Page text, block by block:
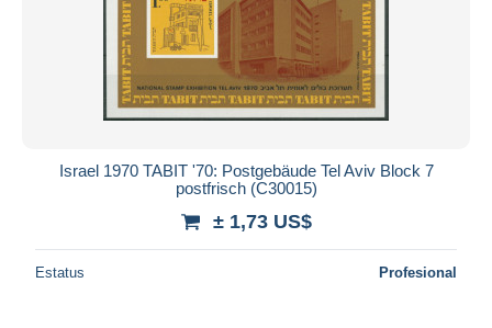
PayPal
Transferencia bancaria
Visa
Mastercard
iDeal
Maestro
Residencia del vendedor
Israel 1970 TABIT '70: Postgebäude Tel Aviv Block 7
postfrisch (C30015)
± 1,73 US$
Estatus Profesional